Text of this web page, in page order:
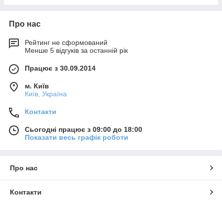
Про нас
Рейтинг не сформований
Менше 5 відгуків за останній рік
Працює з 30.09.2014
м. Київ
Київ, Україна
Контакти
Сьогодні працює з 09:00 до 18:00
Показати весь графік роботи
Про нас
Контакти